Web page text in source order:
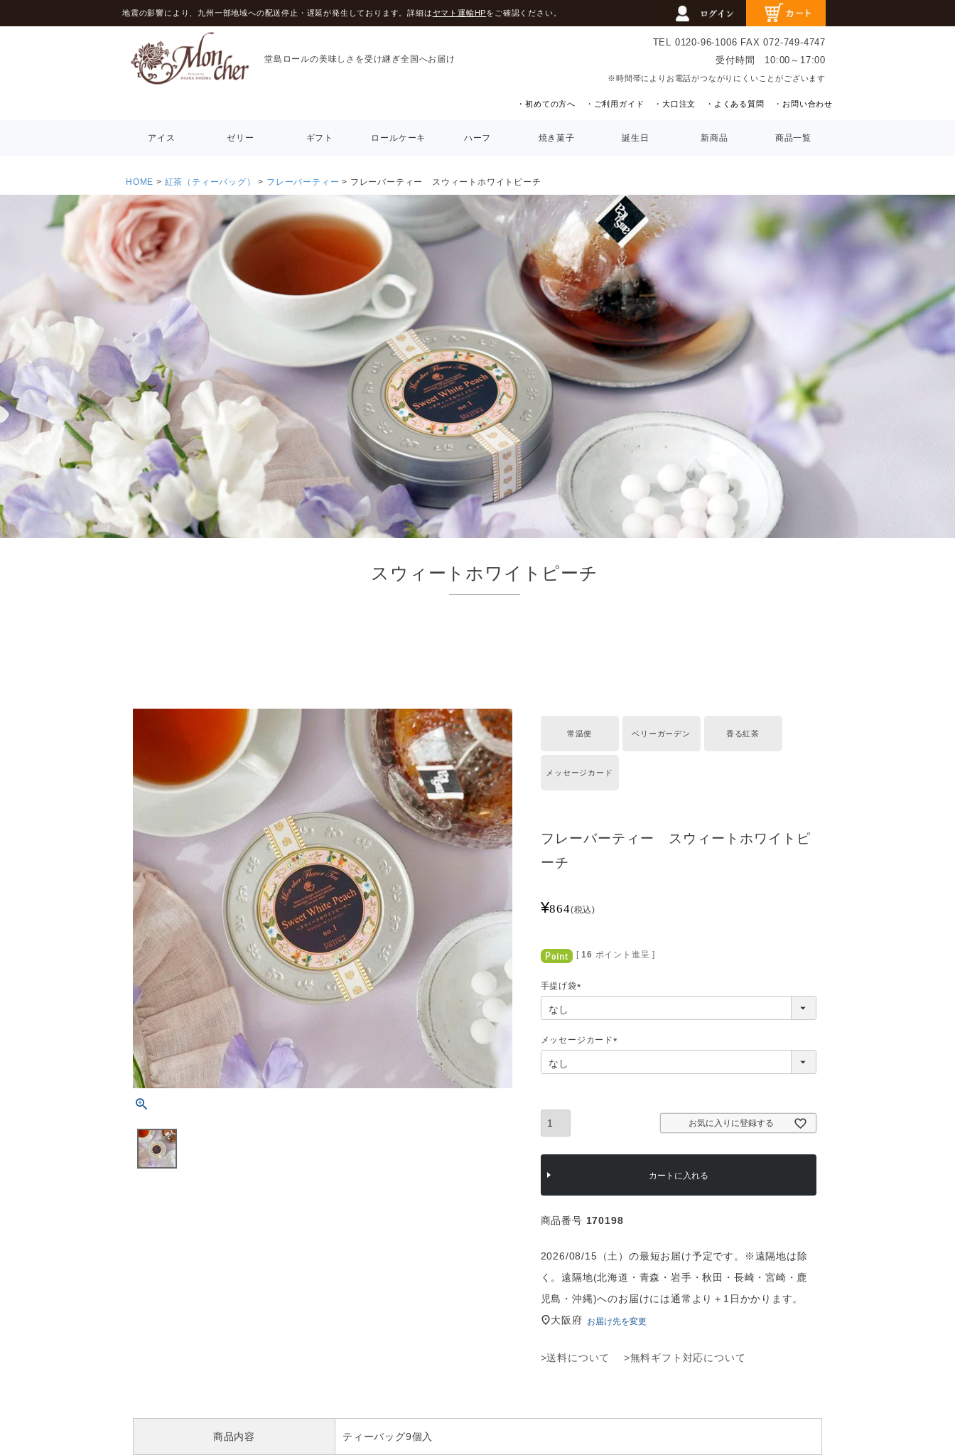
地震の影響により、九州一部地域への配送停止・遅延が発生しております。詳細はヤマト運輸HPをご確認ください。
堂島ロールの美味しさを受け継ぎ全国へお届け
TEL 0120-96-1006 FAX 072-749-4747
受付時間 10:00～17:00
※時間帯によりお電話がつながりにくいことがございます
・初めての方へ ・ご利用ガイド ・大口注文 ・よくある質問 ・お問い合わせ
アイス ゼリー ギフト ロールケーキ ハーフ 焼き菓子 誕生日 新商品 商品一覧
HOME 紅茶（ティーバッグ） フレーバーティー フレーバーティー スウィートホワイトピーチ
スウィートホワイトピーチ
常温便 ベリーガーデン 香る紅茶
メッセージカード
フレーバーティー スウィートホワイトピ
ーチ
¥864 税込
[ 16 ポイント進呈 ]
手提げ袋
)
メッセージカード
お気に入りに登録する
カートに入れる
商品番号 170198
2026/08/15（土）の最短お届け予定です。※遠隔地は除
く。遠隔地(北海道・青森・岩手・秋田・長崎・宮崎・鹿
児島・沖縄)へのお届けには通常より＋1日かかります。
大阪府 お届け先を変更
>送料について >無料ギフト対応について
商品内容 ティーバッグ9個入